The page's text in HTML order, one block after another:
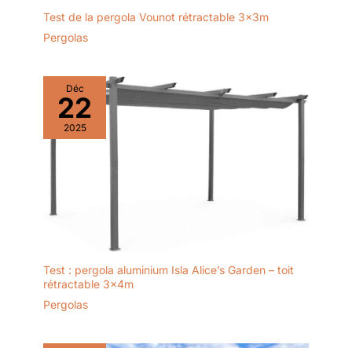
Test de la pergola Vounot rétractable 3x3m
Pergolas
Déc
22
2025
Test : pergola aluminium Isla Alice’s Garden – toit
rétractable 3x4m
Pergolas